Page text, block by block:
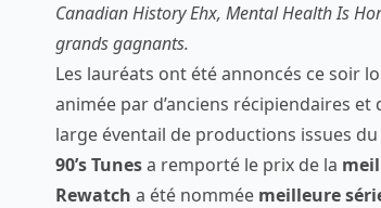
Canadian History Ehx, Mental Health Is
grands gagnants.
Les lauréats ont été annoncés ce soir
animée par d’anciens récipiendaires
large éventail de productions issues
90’s Tunesa remporté le prix de la
Rewatch a été nommée meilleure